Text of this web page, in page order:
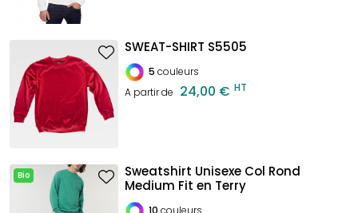
SWEAT-SHIRT S5505
5 couleurs
A partir de 24,00 € HT
Bio
Sweatshirt Unisexe Col Rond
Medium Fit en Terry
10 couleurs